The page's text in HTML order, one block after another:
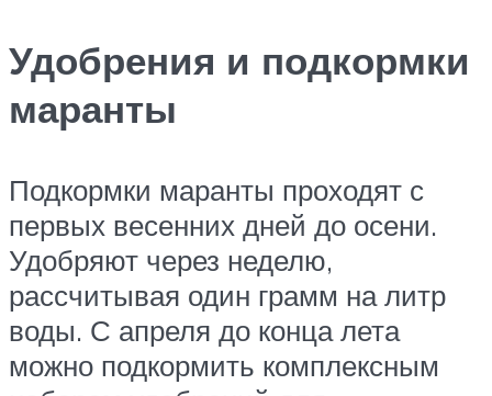
Удобрения и подкормки
маранты
Подкормки маранты проходят с
первых весенних дней до осени.
Удобряют через неделю,
рассчитывая один грамм на литр
воды. С апреля до конца лета
можно подкормить комплексным